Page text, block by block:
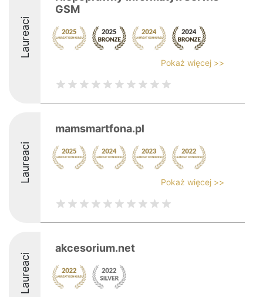
Laureaci
GSM
Pokaż więcej >>
Laureaci
mamsmartfona.pl
Pokaż więcej >>
Laureaci
akcesorium.net